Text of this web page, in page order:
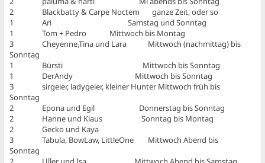
2 Blackbatty & Carpe Noctem ganze Zeit, oder so
1 Ari Samstag und Sonntag
1 Tom + Pedro Mittwoch bis Montag
3 Cheyenne,Tina und Lara Mittwoch (nachmittag) bis
Sonntag
1 Bürsti Mittwoch bis Sonntag
1 DerAndy Mittwoch bis Sonntag
3 sirgeier, ladygeier, kleiner Hunter Mittwoch früh bis
Sonntag
2 Epona und Egil Donnerstag bis Sonntag
2 Hanne und Klaus Sonntag bis Montag
2 Gecko und Kaya
3 Tabula, BowLaw, LittleOne Mittwoch Abend bis
Sonntag